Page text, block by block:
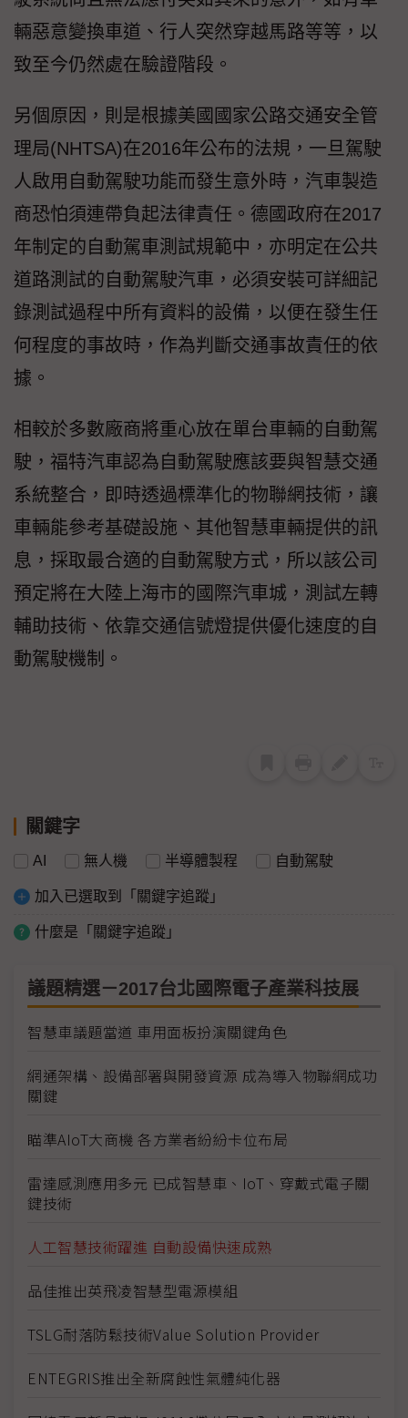
輛惡意變換車道、行人突然穿越馬路等等，以
致至今仍然處在驗證階段。
另個原因，則是根據美國國家公路交通安全管
理局(NHTSA)在2016年公布的法規，一旦駕駛
人啟用自動駕駛功能而發生意外時，汽車製造
商恐怕須連帶負起法律責任。德國政府在2017
年制定的自動駕車測試規範中，亦明定在公共
道路測試的自動駕駛汽車，必須安裝可詳細記
錄測試過程中所有資料的設備，以便在發生任
何程度的事故時，作為判斷交通事故責任的依
據。
相較於多數廠商將重心放在單台車輛的自動駕
駛，福特汽車認為自動駕駛應該要與智慧交通
系統整合，即時透過標準化的物聯網技術，讓
車輛能參考基礎設施、其他智慧車輛提供的訊
息，採取最合適的自動駕駛方式，所以該公司
預定將在大陸上海市的國際汽車城，測試左轉
輔助技術、依靠交通信號燈提供優化速度的自
動駕駛機制。
關鍵字
AI 無人機 半導體製程 自動駕駛
加入已選取到「關鍵字追蹤」
什麼是「關鍵字追蹤」
議題精選－2017台北國際電子產業科技展
智慧車議題當道 車用面板扮演關鍵角色
網通架構、設備部署與開發資源 成為導入物聯網成功
關鍵
瞄準AIoT大商機 各方業者紛紛卡位布局
雷達感測應用多元 已成智慧車、IoT、穿戴式電子關
鍵技術
人工智慧技術躍進 自動設備快速成熟
品佳推出英飛凌智慧型電源模組
TSLG耐落防鬆技術Value Solution Provider
ENTEGRIS推出全新腐蝕性氣體純化器